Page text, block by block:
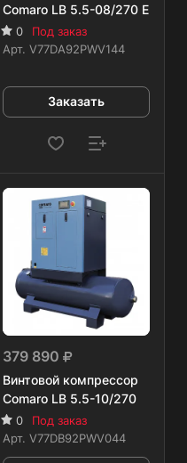
Comaro LB 5.5-08/270 E
0
Под заказ
Арт. V77DA92PWV144
Заказать
379 890
Винтовой компрессор
Comaro LB 5.5-10/270
0
Под заказ
Арт. V77DB92PWV044